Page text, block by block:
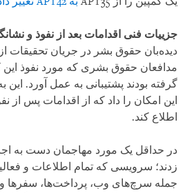
جزییات فنی اقدامات بعد از نفوذ و
دیده‌بان حقوق بشر در جریان تحقیقات
مدافعان حقوق بشری که مورد نفوذ این
گرفته بودند پشتیبانی به عمل آورد. این
این امکان را داد که از اقدامات پس از
اطلاع کند.
در حداقل یک مورد مهاجمان دست به
زدند؛ سرویسی که تمام اطلاعات و
جمله سرچ‌های وب، پرداخت‌ها، سفرها و